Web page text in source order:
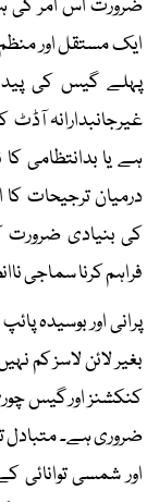
ضرورت اس امر کی
ایک مستقل اور
پہلے گیس کی
غیرجانبدارانہ
ہے یا بدانتظامی
درمیان ترجیحات کا
کی بنیادی ضرورت
فراہم کرنا سماجی
پرانی اور بوسیدہ
بغیر لائن لاسز کم
کنکشنز اور گیس
ضروری ہے۔ متبادل
اور شمسی